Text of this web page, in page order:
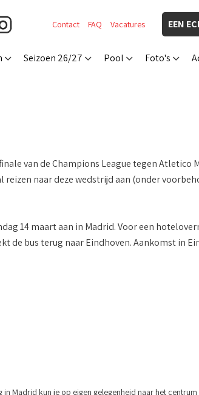
EEN
Contact FAQ Vacatures
Seizoen 26/27 Pool Foto's
van de Champions League tegen Atletico
reizen naar deze wedstrijd aan (onder
14 maart aan in Madrid. Voor een
de bus terug naar Eindhoven. Aankomst in
Madrid kun je op eigen gelegenheid naar het